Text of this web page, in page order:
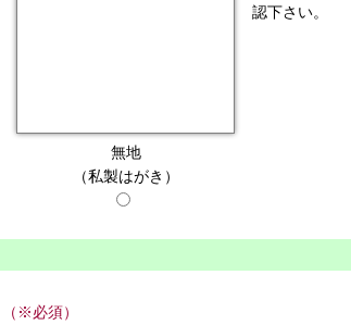
認下さい。
無地
（私製はがき）
※必須）